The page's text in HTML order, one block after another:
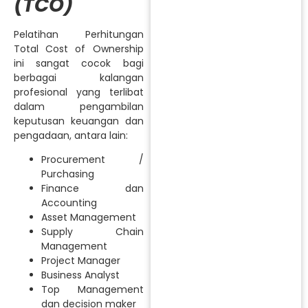
Pelatihan Perhitungan
Total Cost of Ownership
ini sangat cocok bagi
berbagai kalangan
profesional yang terlibat
dalam pengambilan
keputusan keuangan dan
pengadaan, antara lain:
Procurement /
Purchasing
Finance dan
Accounting
Asset Management
Supply Chain
Management
Project Manager
Business Analyst
Top Management
dan decision maker